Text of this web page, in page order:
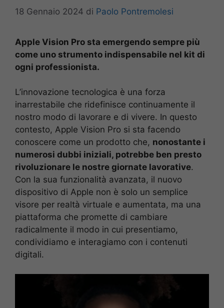
18 Gennaio 2024 di Paolo Pontremolesi
Apple Vision Pro sta emergendo sempre più
come uno strumento indispensabile nel kit di
ogni professionista.
L’innovazione tecnologica è una forza
inarrestabile che ridefinisce continuamente il
nostro modo di lavorare e di vivere. In questo
contesto, Apple Vision Pro si sta facendo
conoscere come un prodotto che, nonostante i
numerosi dubbi iniziali, potrebbe ben presto
rivoluzionare le nostre giornate lavorative.
Con la sua funzionalità avanzata, il nuovo
dispositivo di Apple non è solo un semplice
visore per realtà virtuale e aumentata, ma una
piattaforma che promette di cambiare
radicalmente il modo in cui presentiamo,
condividiamo e interagiamo con i contenuti
digitali.